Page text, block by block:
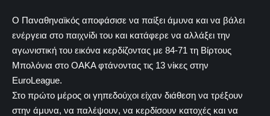
Ο Παναθηναϊκός αποφάσισε να παίξει άμυνα και να βάλει
ενέργεια στο παιχνίδι του και κατάφερε να αλλάξει την
αγωνιστική του εικόνα κερδίζοντας με 84-71 τη Βίρτους
Μπολόνια στο ΟΑΚΑ φτάνοντας τις 13 νίκες στην
EuroLeague.
Στο πρώτο μέρος οι γηπεδούχοι είχαν διάθεση να τρέξουν
στην άμυνα, να παλέψουν, να κερδίσουν κατοχές και να